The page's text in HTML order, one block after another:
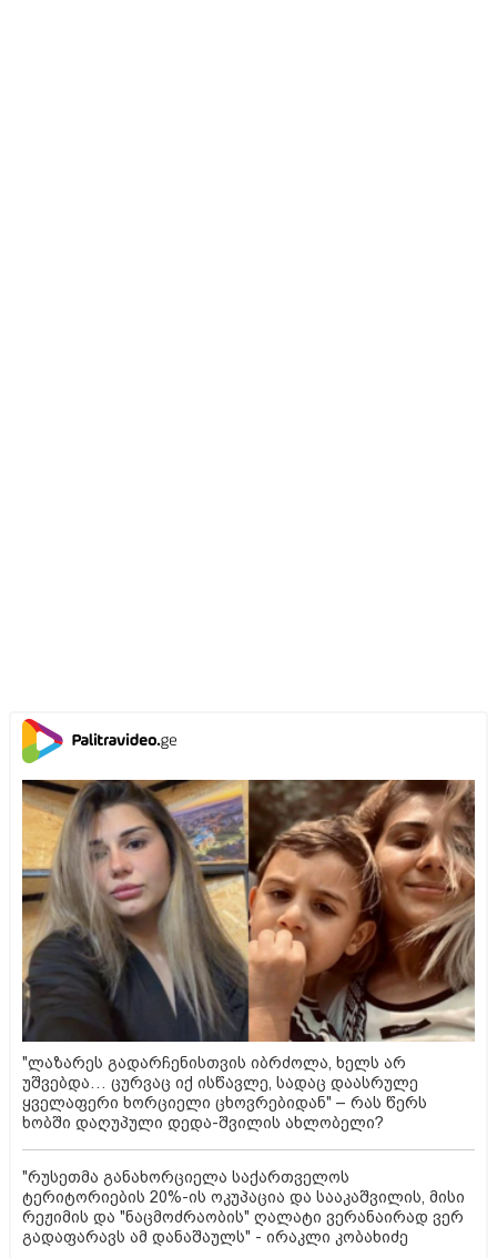
"ლაზარეს გადარჩენისთვის იბრძოლა, ხელს არ
უშვებდა… ცურვაც იქ ისწავლე, სადაც დაასრულე
ყველაფერი ხორციელი ცხოვრებიდან" – რას წერს
ხობში დაღუპული დედა-შვილის ახლობელი?
"რუსეთმა განახორციელა საქართველოს
ტერიტორიების 20%-ის ოკუპაცია და სააკაშვილის, მისი
რეჟიმის და "ნაცმოძრაობის" ღალატი ვერანაირად ვერ
გადაფარავს ამ დანაშაულს" - ირაკლი კობახიძე